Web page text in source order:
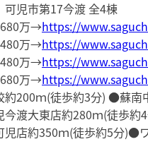
可児市第17今渡 全4棟
万→https://
万→https://
万→https://
万→https://
200ｍ(徒歩約3分) ●蘇南
渡大東店約280ｍ(徒歩約
店約350ｍ(徒歩約5分)●